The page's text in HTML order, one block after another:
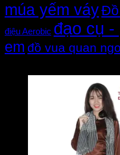
múa yếm váyĐồ
điệu Aerobic đạo cụ -
em đồ vua quan